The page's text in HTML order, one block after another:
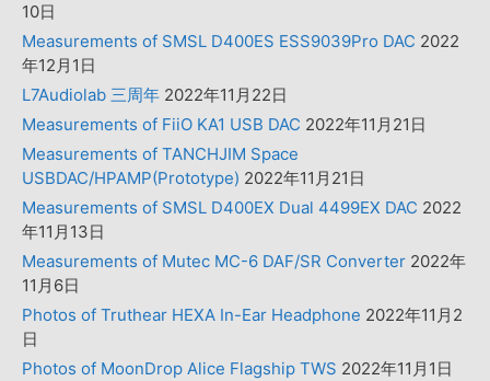
10日
Measurements of SMSL D400ES ESS9039Pro DAC 2022
年12月1日
L7Audiolab 三周年 2022年11月22日
Measurements of FiiO KA1 USB DAC 2022年11月21日
Measurements of TANCHJIM Space
USBDAC/HPAMP(Prototype) 2022年11月21日
Measurements of SMSL D400EX Dual 4499EX DAC 2022
年11月13日
Measurements of Mutec MC-6 DAF/SR Converter 2022年
11月6日
Photos of Truthear HEXA In-Ear Headphone 2022年11月2
日
Photos of MoonDrop Alice Flagship TWS 2022年11月1日